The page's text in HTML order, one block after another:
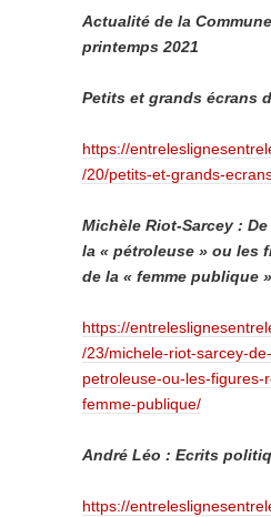
Actualité de la
printemps 2021
Petits et grands écrans
https://
/20/petits-et-grands-
Michèle Riot-Sarcey :
la « pétroleuse » ou les
de la « femme publique »
https://
/23/michele-riot-sarcey-
petroleuse-ou-les-figures-
femme-publique/
André Léo : Ecrits
https://